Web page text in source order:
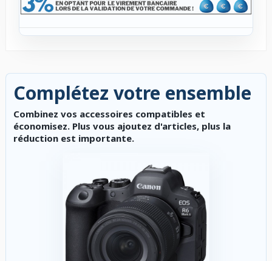
Complétez votre ensemble
Combinez vos accessoires compatibles et
économisez. Plus vous ajoutez d'articles, plus la
réduction est importante.